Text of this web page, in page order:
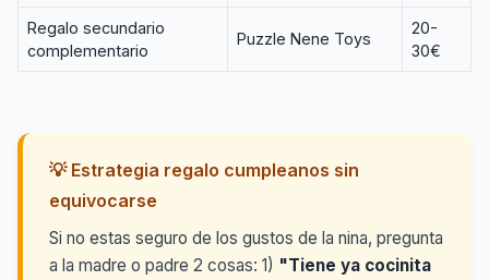
Regalo secundario
complementario
Puzzle Nene Toys
20-
30€
💡 Estrategia regalo cumpleanos sin
equivocarse
Si no estas seguro de los gustos de la nina, pregunta
a la madre o padre 2 cosas: 1) "Tiene ya cocinita